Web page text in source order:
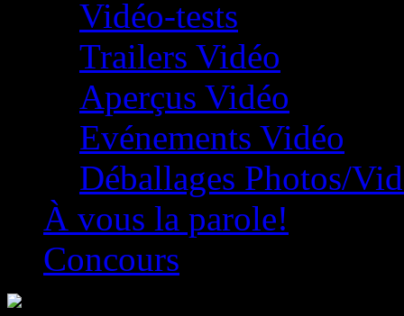
Vidéo-tests
Trailers Vidéo
Aperçus Vidéo
Evénements Vidéo
Déballages Photos/
À vous la parole!
Concours